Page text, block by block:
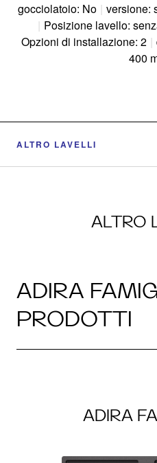
gocciolatoio: No | versione:
| Posizione lavello:
Opzioni di installazione: 2 |
400
ALTRO LAVELLI
ALTRO
ADIRA
PRODOTTI
ADIRA